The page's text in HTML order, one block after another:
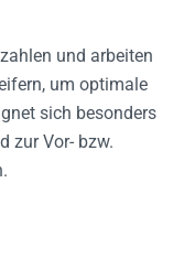
und arbeiten
um optimale
sich besonders
zur Vor- bzw.